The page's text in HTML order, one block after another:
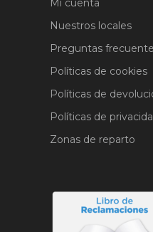
Mi cuenta
Nuestros locales
Preguntas
Políticas de cookies
Políticas de
Políticas de
Zonas de reparto